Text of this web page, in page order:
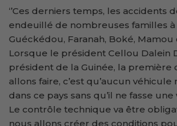
‘’Ces derniers temps, les accidents
endeuillé de nombreuses familles à
Guéckédou, Faranah, Boké, Mamou
Lorsque le président Cellou Dalein
président de la Guinée, la première
allons faire, c’est qu’aucun véhicule
dans ce pays sans qu’il ne fasse
Le contrôle technique va être
nous allons créer des conditions